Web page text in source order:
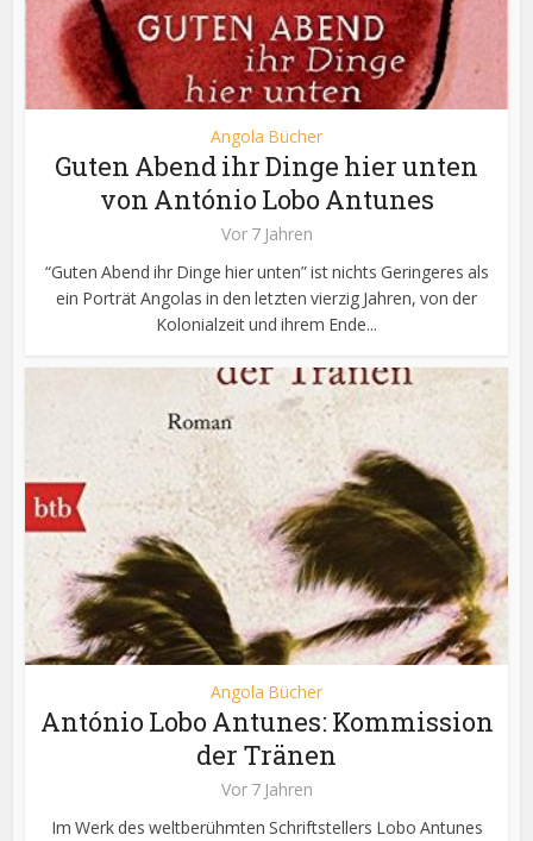
Angola Bücher
Guten Abend ihr Dinge hier unten
von António Lobo Antunes
Vor 7 Jahren
“Guten Abend ihr Dinge hier unten” ist nichts Geringeres als
ein Porträt Angolas in den letzten vierzig Jahren, von der
Kolonialzeit und ihrem Ende...
Angola Bücher
António Lobo Antunes: Kommission
der Tränen
Vor 7 Jahren
Im Werk des weltberühmten Schriftstellers Lobo Antunes